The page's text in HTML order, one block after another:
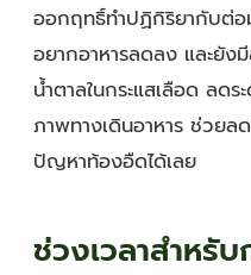
ออกฤทธิ์ทำปฏิกิริยากับต่
อยากอาหารลดลง และยัง
น้ำตาลในกระแสเลือด ลด
ภาพทางเดินอาหาร ช่วย
ปัญหาท้องอืดได้เลย
ช่วงเวลาสำหรั